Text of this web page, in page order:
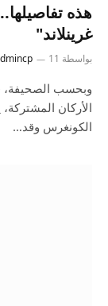
هذه
غرينلاند"
بواسطة 11 يناير، 2026
وبحسب الصحيفة،
الأركان
الكونغرس وقد…